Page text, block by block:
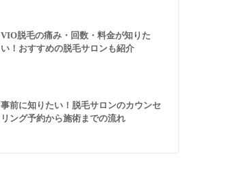
VIO脱毛の痛み・回数・料金が知りた
い！おすすめの脱毛サロンも紹介
事前に知りたい！脱毛サロンのカウンセ
リング予約から施術までの流れ